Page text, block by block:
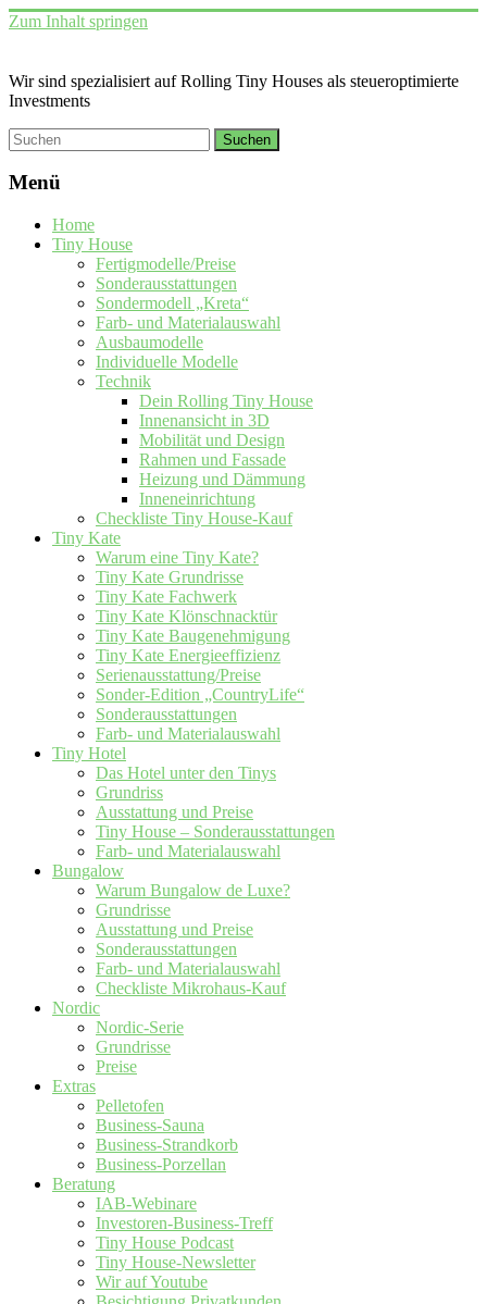
Zum Inhalt springen
Wir sind spezialisiert auf Rolling Tiny Houses als steueroptimierte
Investments
Menü
Home
Tiny House
Fertigmodelle/Preise
Sonderausstattungen
Sondermodell „Kreta“
Farb- und Materialauswahl
Ausbaumodelle
Individuelle Modelle
Technik
Dein Rolling Tiny House
Innenansicht in 3D
Mobilität und Design
Rahmen und Fassade
Heizung und Dämmung
Inneneinrichtung
Checkliste Tiny House-Kauf
Tiny Kate
Warum eine Tiny Kate?
Tiny Kate Grundrisse
Tiny Kate Fachwerk
Tiny Kate Klönschnacktür
Tiny Kate Baugenehmigung
Tiny Kate Energieeffizienz
Serienausstattung/Preise
Sonder-Edition „CountryLife“
Sonderausstattungen
Farb- und Materialauswahl
Tiny Hotel
Das Hotel unter den Tinys
Grundriss
Ausstattung und Preise
Tiny House – Sonderausstattungen
Farb- und Materialauswahl
Bungalow
Warum Bungalow de Luxe?
Grundrisse
Ausstattung und Preise
Sonderausstattungen
Farb- und Materialauswahl
Checkliste Mikrohaus-Kauf
Nordic
Nordic-Serie
Grundrisse
Preise
Extras
Pelletofen
Business-Sauna
Business-Strandkorb
Business-Porzellan
Beratung
IAB-Webinare
Investoren-Business-Treff
Tiny House Podcast
Tiny House-Newsletter
Wir auf Youtube